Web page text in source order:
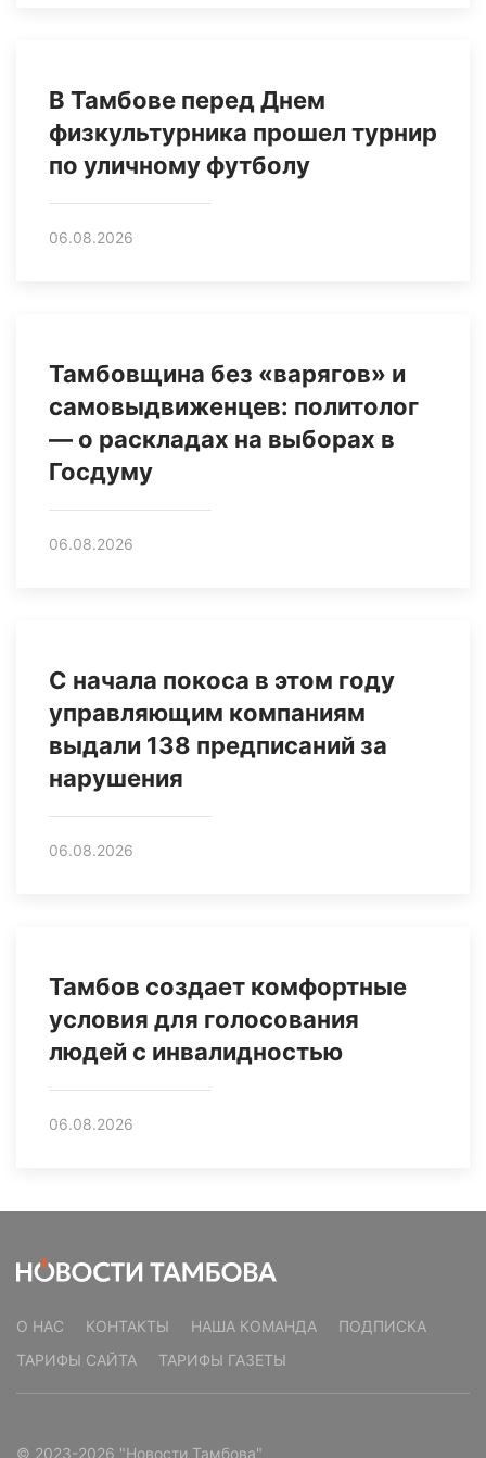
В Тамбове перед Днем
физкультурника прошел турнир
по уличному футболу
06.08.2026
Тамбовщина без «варягов» и
самовыдвиженцев: политолог
— о раскладах на выборах в
Госдуму
06.08.2026
С начала покоса в этом году
управляющим компаниям
выдали 138 предписаний за
нарушения
06.08.2026
Тамбов создает комфортные
условия для голосования
людей с инвалидностью
06.08.2026
О НАС КОНТАКТЫ НАША КОМАНДА
ПОДПИСКА
ТАРИФЫ САЙТА
ТАРИФЫ ГАЗЕТЫ
© 2023-2026 "Новости Тамбова"